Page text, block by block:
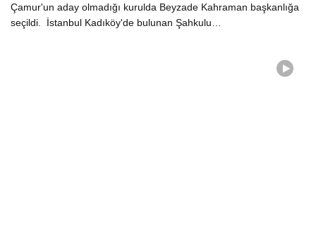
Çamur'un aday olmadığı kurulda Beyzade Kahraman başkanlığa
seçildi. İstanbul Kadıköy'de bulunan Şahkulu…